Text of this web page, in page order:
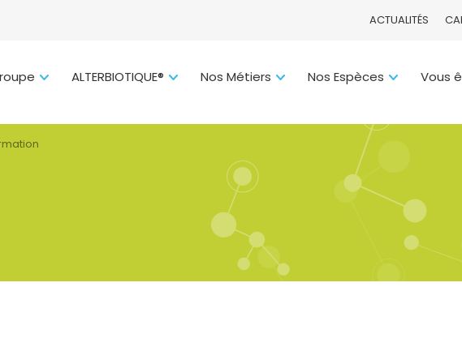
ACTUALITÉS
ALTERBIOTIQUE® Nos Métiers Nos Espèces Vous